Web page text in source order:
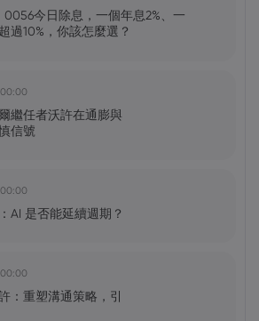
今日除息，一個年息2%、一
過10%，你該怎麼選？
繼任者沃許在通膨與
信號
AI 是否能延續週期？
：重塑溝通策略，引